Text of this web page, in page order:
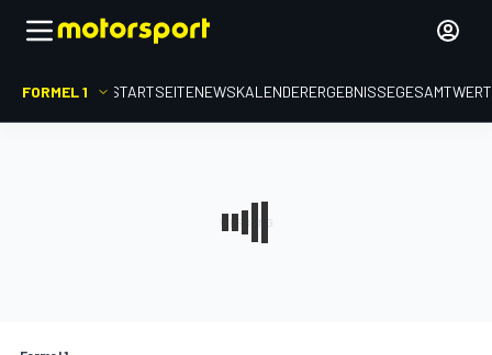
FORMEL 1 STARTSEITENEWSKALENDERERGEBNISSE